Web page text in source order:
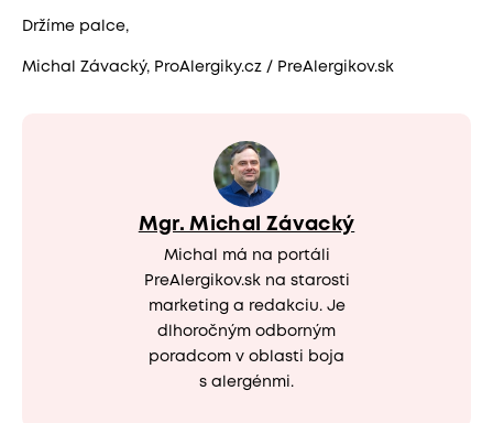
Držíme palce,
Michal Závacký, ProAlergiky.cz / PreAlergikov.sk
Mgr. Michal Závacký
Michal má na portáli
PreAlergikov.sk na starosti
marketing a redakciu. Je
dlhoročným odborným
poradcom v oblasti boja
s alergénmi.